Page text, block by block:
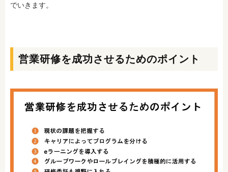
でいきます。
営業研修を成功させるためのポイント